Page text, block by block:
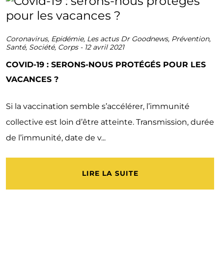
Coronavirus, Epidémie, Les actus Dr Goodnews, Prévention,
Santé, Société, Corps- 12 avril 2021
COVID-19 : SERONS-NOUS PROTÉGÉS POUR LES
VACANCES ?
Si la vaccination semble s’accélérer, l’immunité
collective est loin d’être atteinte. Transmission, durée
de l’immunité, date de v...
LIRE LA SUITE